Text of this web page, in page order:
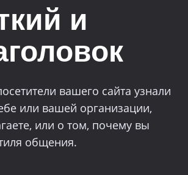
и
вашего сайта узнали
или вашей организации,
или о том, почему вы
общения.